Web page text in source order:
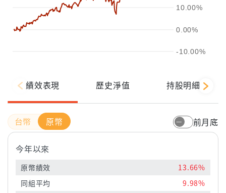
-10.00%
0.00%
10.00%
試算
績效表現 歷史淨值 持股明細
原幣 前月底
今年以來
原幣績效
13.66%
同組平均
9.98%